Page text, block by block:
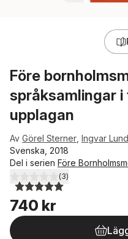
Före
språksamlingar
upplagan
Av Görel Sterner Ingvar
Svenska, 2018
Del i serien Före
5,0utav 5 stjärnor. Totalt antal
(3)
740 kr